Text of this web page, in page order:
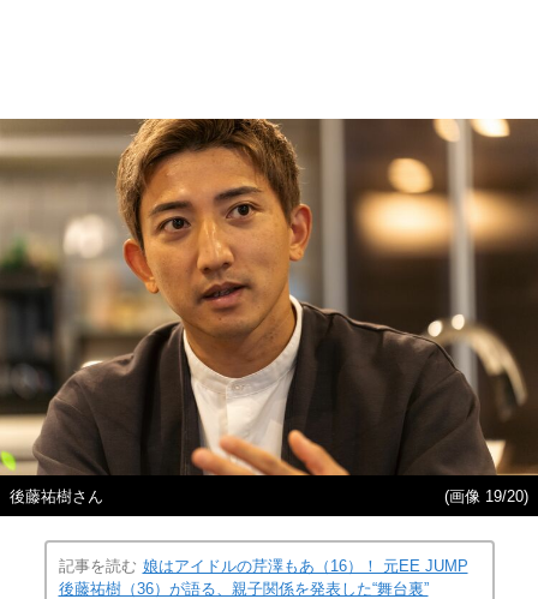
後藤祐樹さん (画像 19/20)
記事を読む 娘はアイドルの芹澤もあ（16）！ 元EE JUMP
後藤祐樹（36）が語る、親子関係を発表した“舞台裏”